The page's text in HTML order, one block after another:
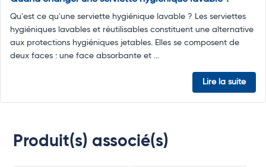
Qu'est ce qu'une serviette hygiénique lavable ? Les serviettes
hygiéniques lavables et réutilisables constituent une alternative
aux protections hygiéniques jetables. Elles se composent de
deux faces : une face absorbante et ...
Lire la suite
Produit(s) associé(s)